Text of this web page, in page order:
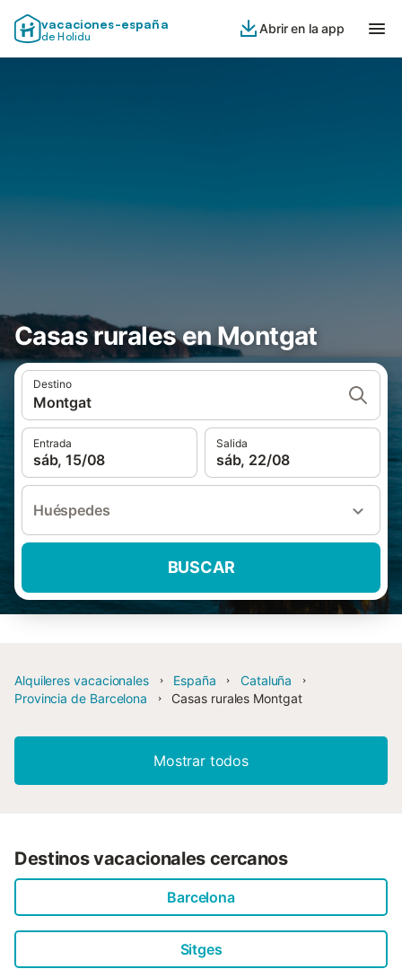
vacaciones-españa
de Holidu
Abrir en la app
Casas rurales en Montgat
Destino
Montgat
Entrada
sáb, 15/08
Salida
sáb, 22/08
Huéspedes
BUSCAR
Alquileres vacacionales España
Cataluña
Provincia de Barcelona
Casas rurales Montgat
Mostrar todos
Destinos vacacionales cercanos
Barcelona
Sitges